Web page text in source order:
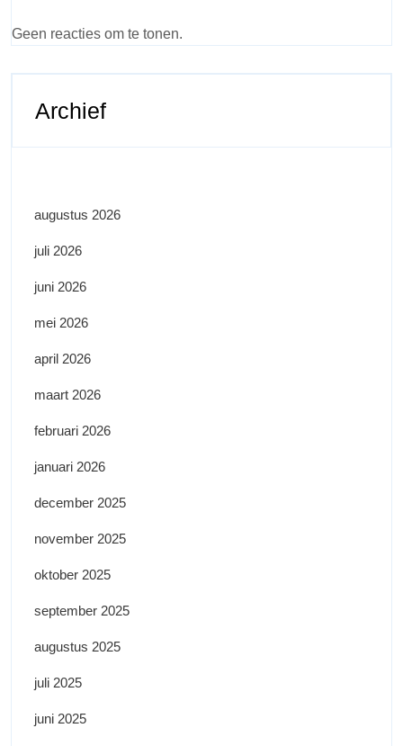
Geen reacties om te tonen.
Archief
augustus 2026
juli 2026
juni 2026
mei 2026
april 2026
maart 2026
februari 2026
januari 2026
december 2025
november 2025
oktober 2025
september 2025
augustus 2025
juli 2025
juni 2025